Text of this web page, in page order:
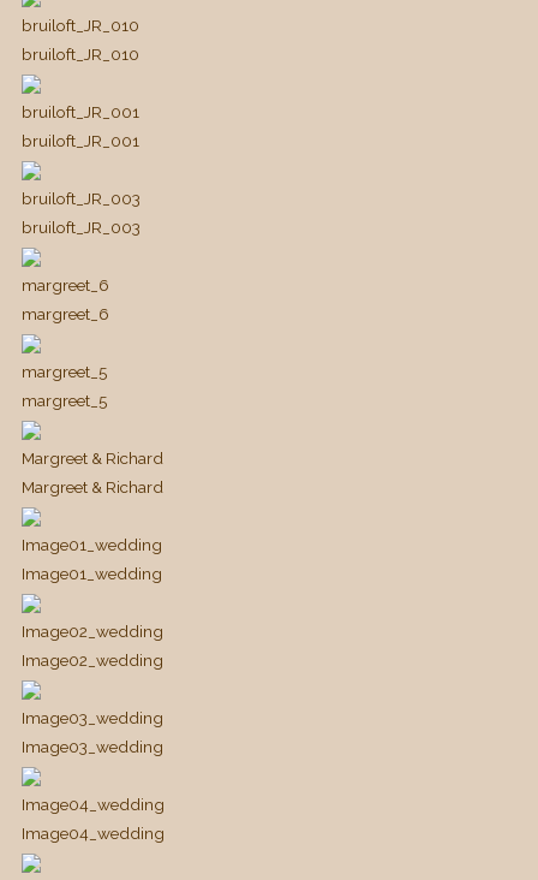
bruiloft_JR_010
bruiloft_JR_010
bruiloft_JR_001
bruiloft_JR_001
bruiloft_JR_003
bruiloft_JR_003
margreet_6
margreet_6
margreet_5
margreet_5
Margreet & Richard
Margreet & Richard
Image01_wedding
Image01_wedding
Image02_wedding
Image02_wedding
Image03_wedding
Image03_wedding
Image04_wedding
Image04_wedding